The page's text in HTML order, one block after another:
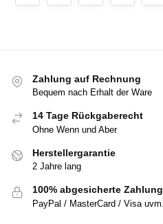
Zahlung auf Rechnung
Bequem nach Erhalt der Ware
14 Tage Rückgaberecht
Ohne Wenn und Aber
Herstellergarantie
2 Jahre lang
100% abgesicherte Zahlung
PayPal / MasterCard / Visa uvm.